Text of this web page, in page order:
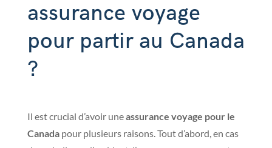
assurance voyage
pour partir au Canada
?
Il est crucial d’avoir uneassurance voyage pour le
Canada pour plusieurs raisons. Tout d’abord, en cas